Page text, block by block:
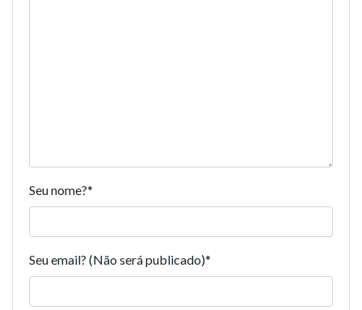
Seu nome?*
Seu email? (Não será publicado)*